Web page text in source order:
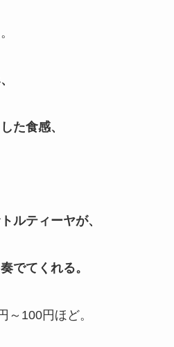
た食感、
ルティーヤが、
でてくれる。
～100円ほど。